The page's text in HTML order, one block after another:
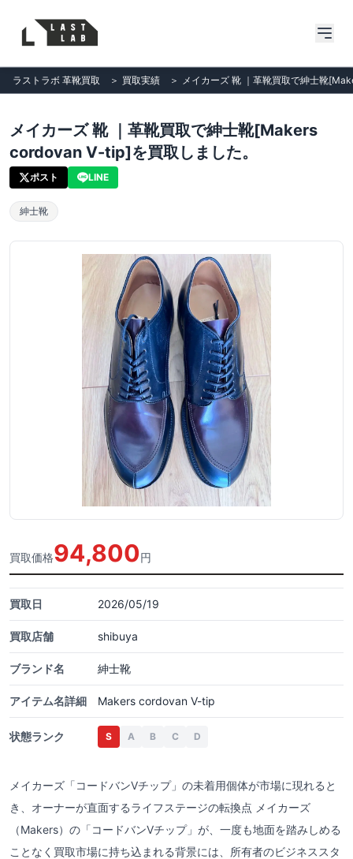
ラストラボ 革靴買取 ＞ 買取実績 ＞ メイカーズ 靴 ｜革靴買取で紳士靴
メイカーズ 靴 ｜革靴買取で紳士靴[Makers
cordovan V-tip]を買取しました。
ポスト LINE
紳士靴
買取価格94,800円
買取日 2026/05/19
買取店舗 shibuya
ブランド名 紳士靴
アイテム名詳細 Makers cordovan V-tip
状態ランク S A B C D
メイカーズ「コードバンVチップ」の未着用個体が市場に現れると
き、オーナーが直面するライフステージの転換点 メイカーズ
（Makers）の「コードバンVチップ」が、一度も地面を踏みしめる
ことなく買取市場に持ち込まれる背景には、所有者のビジネススタ